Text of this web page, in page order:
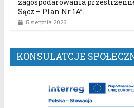
Sącz – Plan Nr 1A”.
5 sierpnia 2026
KONSULATCJE